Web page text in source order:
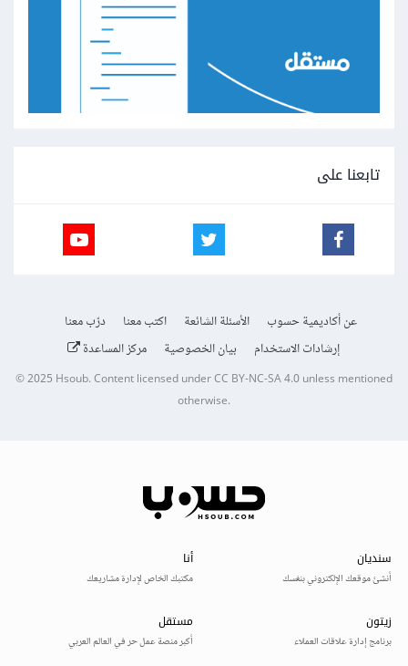
تابعنا على
عن أكاديمية حسوب الأسئلة الشائعة اكتب معنا
درّب معنا
إرشادات الاستخدام
بيان الخصوصية مركز المساعدة
© 2025Hsoub.Content licensed underCC BY-NC-SA 4.0unless mentioned
otherwise.